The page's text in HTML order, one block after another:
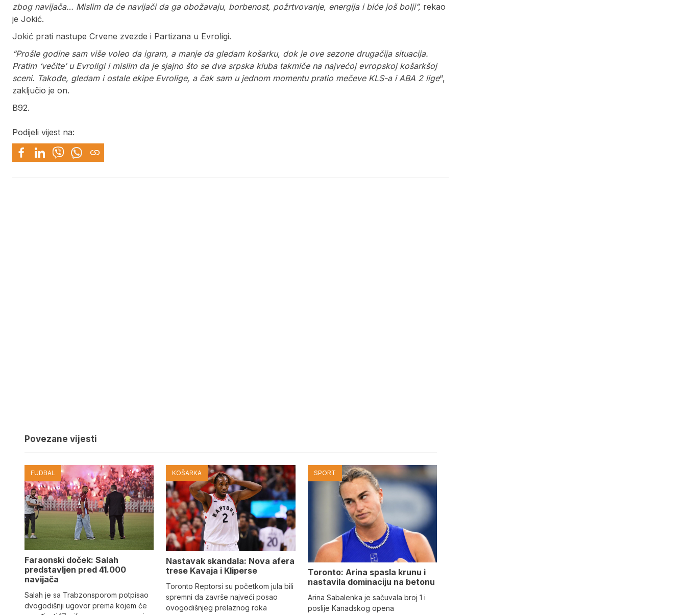
zbog navijača… Mislim da će navijači da ga obožavaju, borbenost, požrtvovanje, energija i biće još bolji”, rekao
je Jokić.
Jokić prati nastupe Crvene zvezde i Partizana u Evroligi.
“Prošle godine sam više voleo da igram, a manje da gledam košarku, dok je ove sezone drugačija situacija.
Pratim ‘večite’ u Evroligi i mislim da je sjajno što se dva srpska kluba takmiče na najvećoj evropskoj košarkšoj
sceni. Takođe, gledam i ostale ekipe Evrolige, a čak sam u jednom momentu pratio mečeve KLS-a i ABA 2 lige“,
zaključio je on.
B92.
Podijeli vijest na:
Povezane vijesti
FUDBAL
Faraonski doček: Salah
predstavljen pred 41.000
navijača
Salah je sa Trabzonsporom potpisao
dvogodišnji ugovor prema kojem će
KOŠARKA
Nastavak skandala: Nova afera
trese Kavaja i Kliperse
Toronto Reptorsi su početkom jula bili
spremni da završe najveći posao
ovogodišnjeg prelaznog roka
SPORT
Toronto: Arina spasla krunu i
nastavila dominaciju na betonu
Arina Sabalenka je sačuvala broj 1 i
poslije Kanadskog opena